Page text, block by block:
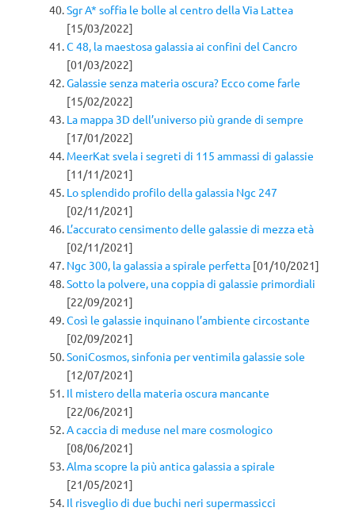
Sgr A* soffia le bolle al centro della Via Lattea
[15/03/2022]
C 48, la maestosa galassia ai confini del Cancro
[01/03/2022]
Galassie senza materia oscura? Ecco come farle
[15/02/2022]
La mappa 3D dell’universo più grande di sempre
[17/01/2022]
MeerKat svela i segreti di 115 ammassi di galassie
[11/11/2021]
Lo splendido profilo della galassia Ngc 247
[02/11/2021]
L’accurato censimento delle galassie di mezza età
[02/11/2021]
Ngc 300, la galassia a spirale perfetta [01/10/2021]
Sotto la polvere, una coppia di galassie primordiali
[22/09/2021]
Così le galassie inquinano l’ambiente circostante
[02/09/2021]
SoniCosmos, sinfonia per ventimila galassie sole
[12/07/2021]
Il mistero della materia oscura mancante
[22/06/2021]
A caccia di meduse nel mare cosmologico
[08/06/2021]
Alma scopre la più antica galassia a spirale
[21/05/2021]
Il risveglio di due buchi neri supermassicci